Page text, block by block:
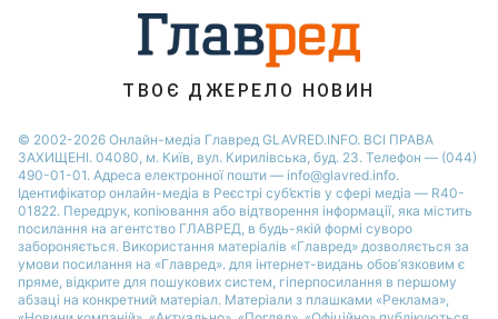
ТВОЄ ДЖЕРЕЛО НОВИН
© 2002-2026 Онлайн-медіа Главред GLAVRED.INFO. ВСІ ПРАВА
ЗАХИЩЕНІ. 04080, м. Київ, вул. Кирилівська, буд. 23. Телефон — (044)
490-01-01. Адреса електронної пошти — info@glavred.info.
Ідентифікатор онлайн-медіа в Реєстрі суб’єктів у сфері медіа — R40-
01822. Передрук, копіювання або відтворення інформації, яка містить
посилання на агентство ГЛАВРЕД, в будь-якій формi суворо
забороняється. Використання матеріалів «Главред» дозволяється за
умови посилання на «Главред». для інтернет-видань обов’язковим є
пряме, відкрите для пошукових систем, гіперпосилання в першому
абзаці на конкретний матеріал. Матеріали з плашками «Реклама»,